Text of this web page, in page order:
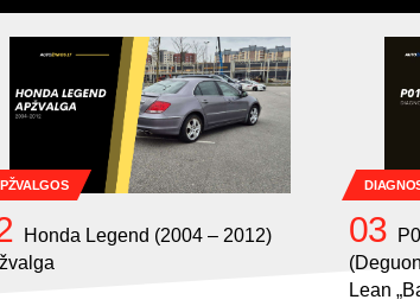
Honda Legend (2004 – 2012)
Lean